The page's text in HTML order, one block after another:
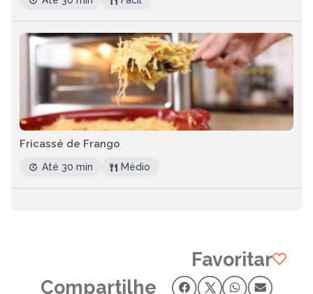
Fricassé de Frango
Até 30 min Médio
Favoritar
Compartilhe